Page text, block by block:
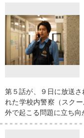
第５話が、９日に放送
れた学校内警察（スク
外で起こる問題に立ち向